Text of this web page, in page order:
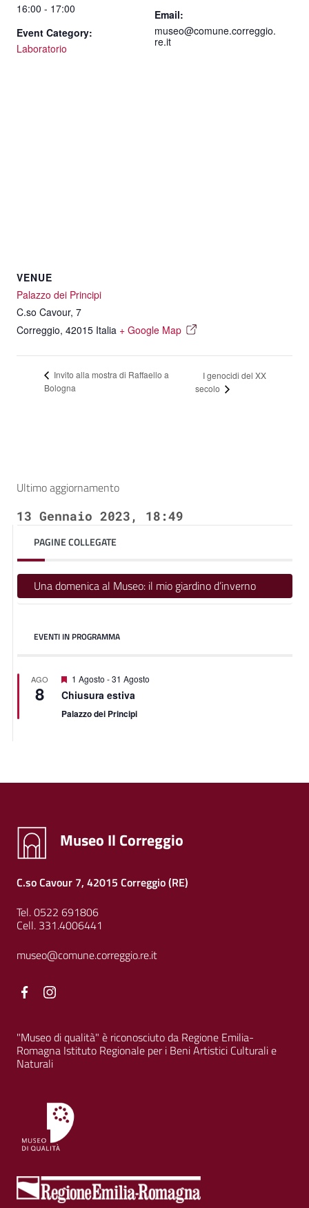
16:00 - 17:00
Event Category:
Laboratorio
Email:
museo@comune.correggio.
re.it
VENUE
Palazzo dei Principi
C.so Cavour, 7
Correggio, 42015 Italia + Google Map
Invito alla mostra di Raffaello a
Bologna
I genocidi del XX
secolo
Ultimo aggiornamento
13 Gennaio 2023, 18:49
PAGINE COLLEGATE
Una domenica al Museo: il mio giardino d’inverno
EVENTI IN PROGRAMMA
AGO
8
Featured
1 Agosto -31 Agosto
Chiusura estiva
Palazzo dei Principi
Museo Il Correggio
C.so Cavour 7, 42015 Correggio (RE)
Tel. 0522 691806
Cell. 331.4006441
museo@comune.correggio.re.it
Facebook
"Museo di qualità" è riconosciuto da Regione Emilia-
Romagna Istituto Regionale per i Beni Artistici Culturali e
Naturali